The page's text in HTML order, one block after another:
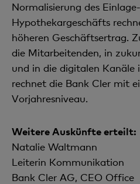
Normalisierung des
Hypothekargeschäfts
höheren Geschäftsertrag.
die Mitarbeitenden, in
und in die digitalen Kanäle
rechnet die Bank Cler mit
Vorjahresniveau.
Weitere Auskünfte erteilt:
Natalie Waltmann
Leiterin Kommunikation
Bank Cler AG, CEO Office